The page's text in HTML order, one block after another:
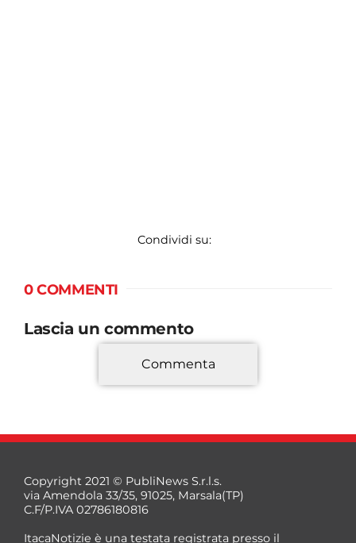
Condividi su:
0 COMMENTI
Lascia un commento
*
Commenta
Copyright 2021 © PubliNews S.r.l.s.
via Amendola 33/35, 91025, Marsala(TP)
C.F/P.IVA 02786180816
ItacaNotizie è una testata registrata presso il